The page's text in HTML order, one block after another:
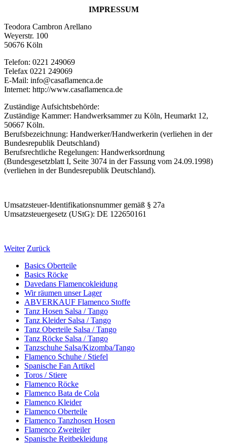
IMPRESSUM
Teodora Cambron Arellano
Weyerstr. 100
50676 Köln
Telefon: 0221 249069
Telefax 0221 249069
E-Mail: info@casaflamenca.de
Internet: http://www.casaflamenca.de
Zuständige Aufsichtsbehörde:
Zuständige Kammer: Handwerksammer zu Köln, Heumarkt 12,
50667 Köln.
Berufsbezeichnung: Handwerker/Handwerkerin (verliehen in der
Bundesrepublik Deutschland)
Berufsrechtliche Regelungen: Handwerksordnung
(Bundesgesetzblatt I, Seite 3074 in der Fassung vom 24.09.1998)
(verliehen in der Bundesrepublik Deutschland).
Umsatzsteuer-Identifikationsnummer gemäß § 27a
Umsatzsteuergesetz (UStG): DE 122650161
Weiter Zurück
Basics Oberteile
Basics Röcke
Davedans Flamencokleidung
Wir räumen unser Lager
ABVERKAUF Flamenco Stoffe
Tanz Hosen Salsa / Tango
Tanz Kleider Salsa / Tango
Tanz Oberteile Salsa / Tango
Tanz Röcke Salsa / Tango
Tanzschuhe Salsa/Kizomba/Tango
Flamenco Schuhe / Stiefel
Spanische Fan Artikel
Toros / Stiere
Flamenco Röcke
Flamenco Bata de Cola
Flamenco Kleider
Flamenco Oberteile
Flamenco Tanzhosen Hosen
Flamenco Zweiteiler
Spanische Reitbekleidung